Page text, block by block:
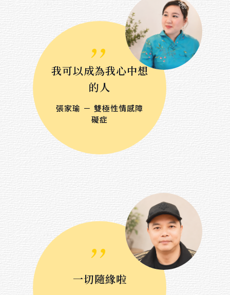
,,
我可以成為我心中想
的人
張家瑜 － 雙極性情感障
礙症
,,
一切隨緣啦